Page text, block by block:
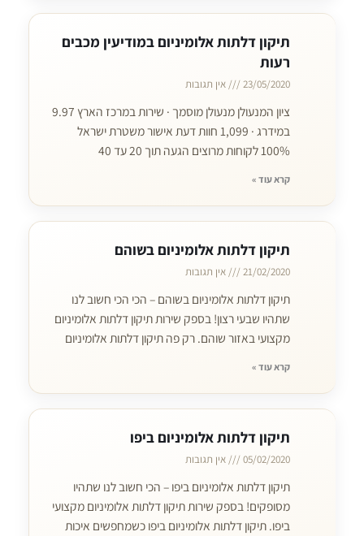
תיקון דלתות אלומיניום במודיעין מכבים
רעות
23/05/2020 אין תגובות
ציון המנעולן מנעולן מוסמך · שירות במרכז הארץ 9.97
במידרג · 1,099 חוות דעת אישור משטרת ישראל
100% לקוחות מרוצים הגעה תוך 20 עד 40
קרא עוד »
תיקון דלתות אלומיניום בשוהם
21/02/2020 אין תגובות
תיקון דלתות אלומיניום בשוהם – הכי הכי חשוב לנו
שתהיו שבעי רצון! בספק שירות תיקון דלתות אלומיניום
מקצועי באזור שוהם. רק פה תיקון דלתות אלומיניום
קרא עוד »
תיקון דלתות אלומיניום ביפו
05/02/2020 אין תגובות
תיקון דלתות אלומיניום ביפו – הכי חשוב לנו שתהיו
מסופקים! בספק שירות תיקון דלתות אלומיניום מקצועי
ביפו. תיקון דלתות אלומיניום ביפו כשמחפשים איכות